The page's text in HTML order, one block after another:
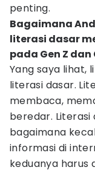
penting.
Bagaimana
literasi dasar
pada Gen Z dan
Yang saya lihat,
literasi dasar.
membaca,
beredar. Literasi
bagaimana
informasi di
keduanya harus